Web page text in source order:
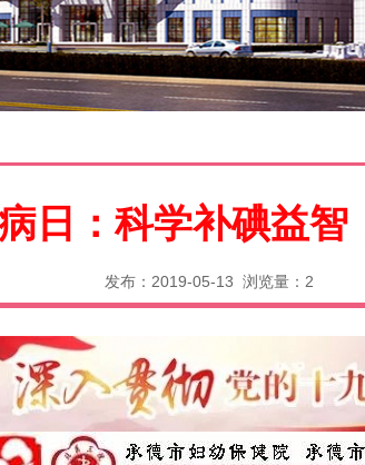
日：科学补碘益智
发布：2019-05-13 浏览量： 2